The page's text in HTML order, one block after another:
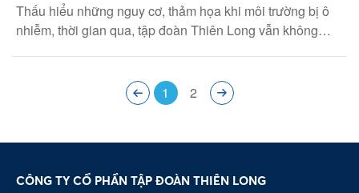
Thấu hiểu những nguy cơ, thảm họa khi môi trường bị ô
nhiễm, thời gian qua, tập đoàn Thiên Long vẫn không
việc bảo vệ hệ sinh thái.
1 2
CÔNG TY CỔ PHẦN TẬP ĐOÀN THIÊN LONG